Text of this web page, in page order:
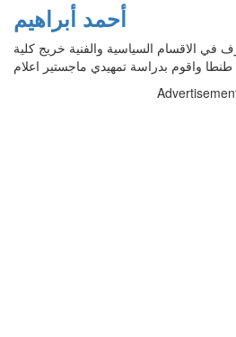
أحمد أبراهيم
الاقسام السياسية والفنية خريج كلية
طنطا واقوم بدراسة تمهيدي ماجستير اعلام